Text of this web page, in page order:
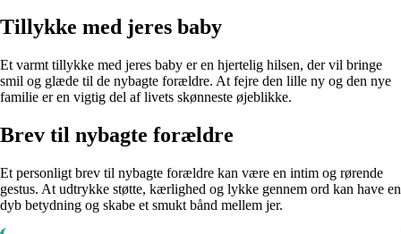
Tillykke med jeres baby
Et varmt tillykke med jeres baby er en hjertelig hilsen, der vil bringe
smil og glæde til de nybagte forældre. At fejre den lille ny og den nye
familie er en vigtig del af livets skønneste øjeblikke.
Brev til nybagte forældre
Et personligt brev til nybagte forældre kan være en intim og rørende
gestus. At udtrykke støtte, kærlighed og lykke gennem ord kan have en
dyb betydning og skabe et smukt bånd mellem jer.